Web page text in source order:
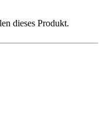
dieses Produkt.